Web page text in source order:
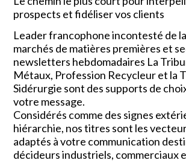
prospects et fidéliser vos clients
Leader francophone incontesté de
marchés de matières premières et
newsletters hebdomadaires La
Métaux, Profession Recycleur et la
Sidérurgie sont des supports de
votre message.
Considérés comme des signes
hiérarchie, nos titres sont les
adaptés à votre communication
décideurs industriels, commerciaux